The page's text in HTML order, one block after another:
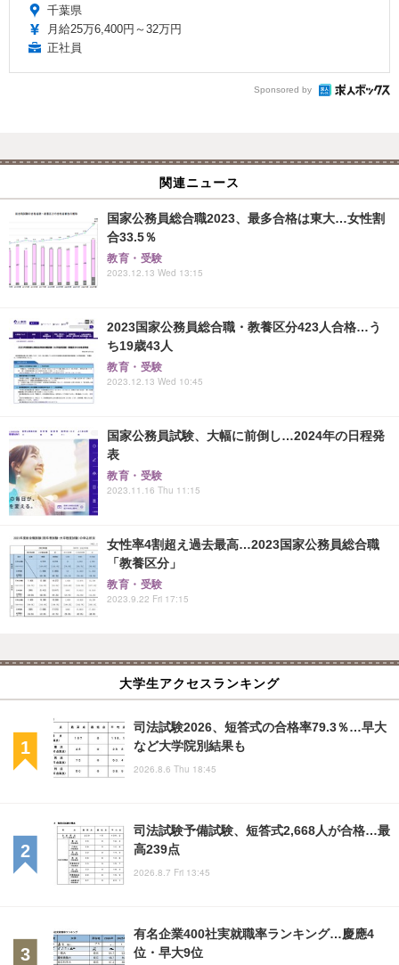
千葉県
月給25万6,400円～32万円
正社員
Sponsored by
関連ニュース
国家公務員総合職2023、最多合格は東大…女性割
合33.5％
教育・受験
2023.12.13 Wed 13:15
2023国家公務員総合職・教養区分423人合格…う
ち19歳43人
教育・受験
2023.12.13 Wed 10:45
国家公務員試験、大幅に前倒し…2024年の日程発
表
教育・受験
2023.11.16 Thu 11:15
女性率4割超え過去最高…2023国家公務員総合職
「教養区分」
教育・受験
2023.9.22 Fri 17:15
大学生アクセスランキング
司法試験2026、短答式の合格率79.3％…早大
など大学院別結果も
2026.8.6 Thu 18:45
司法試験予備試験、短答式2,668人が合格…最
高239点
2026.8.7 Fri 13:45
有名企業400社実就職率ランキング…慶應4
位・早大9位